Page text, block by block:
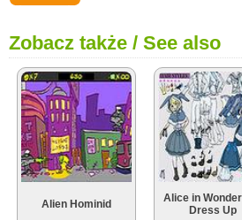
Zobacz także / See also
Alien Hominid
Alice in
Dress Up